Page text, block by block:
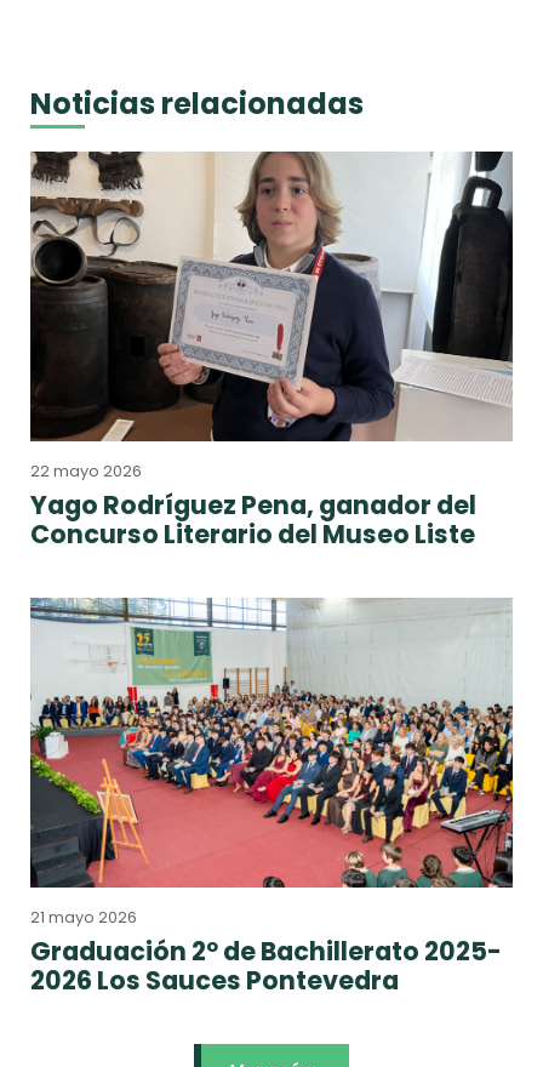
Noticias relacionadas
22 mayo 2026
Yago Rodríguez Pena, ganador del
Concurso Literario del Museo Liste
21 mayo 2026
Graduación 2º de Bachillerato 2025-
2026 Los Sauces Pontevedra